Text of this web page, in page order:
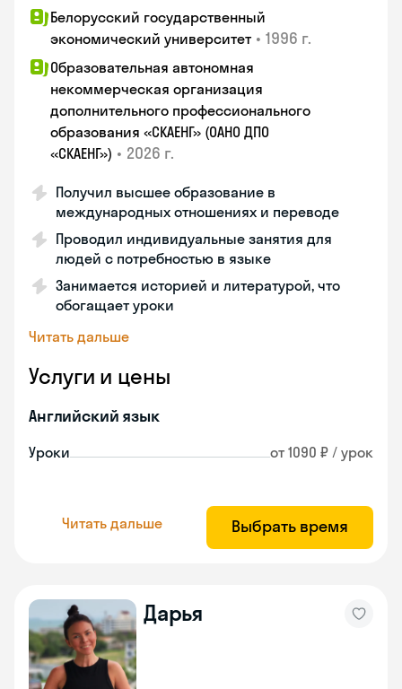
Белорусский государственный
экономический университет • 1996 г.
Образовательная автономная
некоммерческая организация
дополнительного профессионального
образования «СКАЕНГ» (ОАНО ДПО
«СКАЕНГ») • 2026 г.
Получил высшее образование в
международных отношениях и переводе
Проводил индивидуальные занятия для
людей с потребностью в языке
Занимается историей и литературой, что
обогащает уроки
Читать дальше
Услуги и цены
Английский язык
Уроки от 1090 ₽ / урок
Читать дальше Выбрать время
Дарья